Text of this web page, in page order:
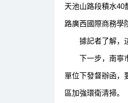
天池山路段積水40
路廣西國際商務學
據記者了解，這
下一步，南寧市
單位下發督辦函，
區加強環衛清掃。